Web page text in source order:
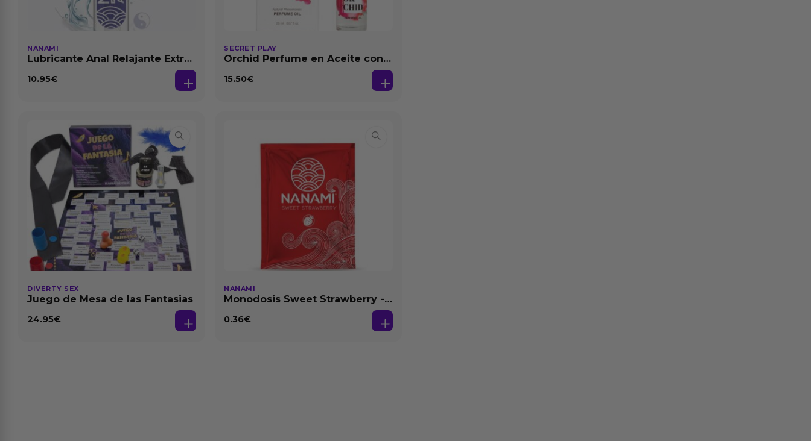
NANAMI
Lubricante Anal Relajante Extra
10.95€
SECRET PLAY
Orchid Perfume en Aceite con
15.50€
DIVERTY SEX
Juego de Mesa de las Fantasias
24.95€
NANAMI
Monodosis Sweet Strawberry -
0.36€